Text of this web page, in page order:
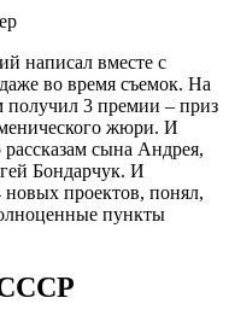
написал вместе с
во время съемок. На
получил 3 премии – приз
жюри. И
сына Андрея,
Бондарчук. И
проектов, понял,
пункты
СССР